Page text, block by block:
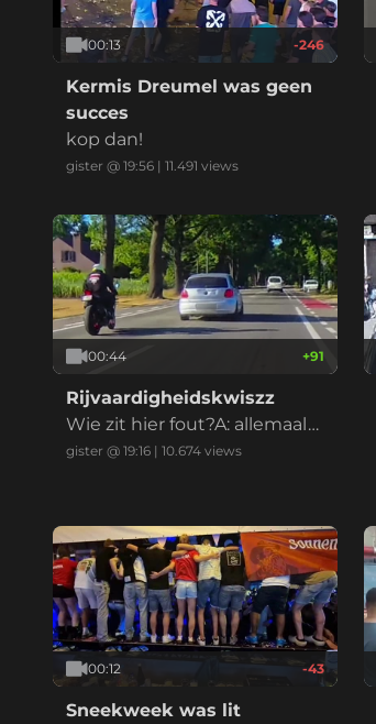
00:13 -246
Kermis Dreumel was geen
succes
kop dan!
gister @ 19:56 | 11.491 views
00:44 +91
Rijvaardigheidskwiszz
Wie zit hier fout?A: allemaal
B: iedereenC: alle betrokken
gister @ 19:16 | 10.674 views
00:12 -43
Sneekweek was lit